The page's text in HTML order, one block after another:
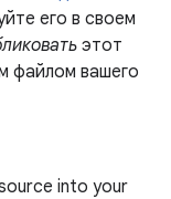
его в своем
этот
файлом вашего
into your